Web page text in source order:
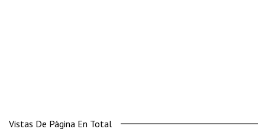
Vistas De Página En Total